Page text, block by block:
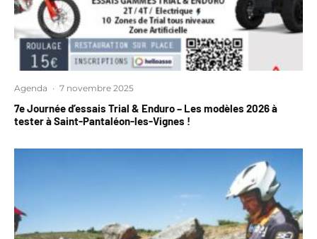
Agenda · 7 novembre 2025
7e Journée d’essais Trial & Enduro – Les modèles 2026 à
tester à Saint-Pantaléon-les-Vignes !